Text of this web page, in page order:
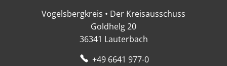
Vogelsbergkreis • Der Kreisausschuss
Goldhelg 20
36341 Lauterbach
+49 6641 977-0